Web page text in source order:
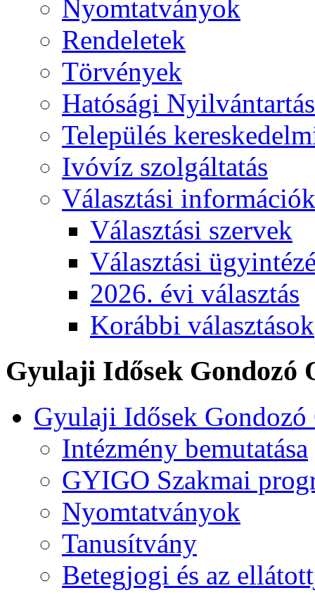
Nyomtatványok
Rendeletek
Törvények
Hatósági
Település
Ivóvíz szolgáltatás
Választási információk
Választási szervek
Választási
2026. évi választás
Korábbi választások
Gyulaji Idősek Gondozó
Gyulaji Idősek Gondozó
Intézmény bemutatása
GYIGO Szakmai
Nyomtatványok
Tanusítvány
Betegjogi és az